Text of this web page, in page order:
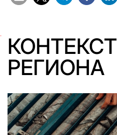
КОНТЕКСТ
РЕГИОНА